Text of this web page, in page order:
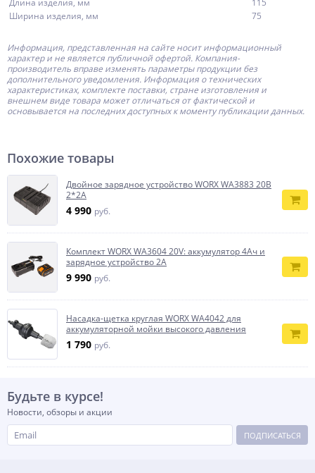
Длина изделия, мм
115
Ширина изделия, мм
75
Информация, представленная на сайте носит информационный
характер и не является публичной офертой. Компания-
производитель вправе изменять параметры продукции без
дополнительного уведомления. Информация о технических
характеристиках, комплекте поставки, стране изготовления и
внешнем виде товара может отличаться от фактической и
основывается на последних доступных к моменту публикации данных.
Похожие товары
Двойное зарядное устройство WORX WA3883 20В
2*2A
4 990 руб.
Комплект WORX WA3604 20V: аккумулятор 4Ач и
зарядное устройство 2А
9 990 руб.
Насадка-щетка круглая WORX WA4042 для
аккумуляторной мойки высокого давления
1 790 руб.
Будьте в курсе!
Новости, обзоры и акции
ПОДПИСАТЬСЯ